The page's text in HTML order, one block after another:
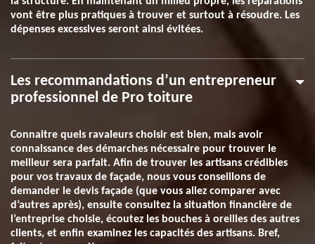
vont être plus pratiques à trouver et surtout à résoudre. Les
dépenses excessives seront ainsi évitées.
Les recommandations d’un entrepreneur
professionnel de Pro toiture
Connaitre quels ravaleurs choisir est bien, mais avoir
connaissance des démarches nécessaire pour trouver le
meilleur sera parfait. Afin de trouver les artisans crédibles
pour vos travaux de façade, nous vous conseillons de
demander le devis façade (que vous allez comparer avec
d’autres après), ensuite consultez la situation financière de
l’entreprise choisie, écoutez les bouches à oreilles des autres
clients, et enfin examinez les capacités des artisans. Bref,